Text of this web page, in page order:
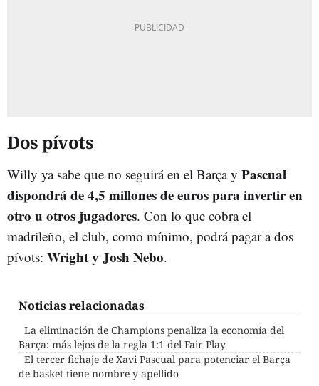
Dos pívots
Willy ya sabe que no seguirá en el Barça y Pascual
dispondrá de 4,5 millones de euros para invertir en
otro u otros jugadores. Con lo que cobra el
madrileño, el club, como mínimo, podrá pagar a dos
pívots: Wright y Josh Nebo.
Noticias relacionadas
La eliminación de Champions penaliza la economía del
Barça: más lejos de la regla 1:1 del Fair Play
El tercer fichaje de Xavi Pascual para potenciar el Barça
de basket tiene nombre y apellido